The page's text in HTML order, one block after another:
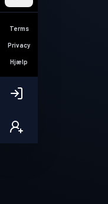
Terms
Privacy
Hjælp